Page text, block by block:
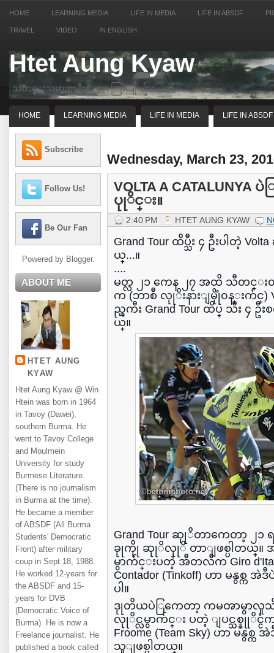
HOME LEARNING MEDIA LIFE IN MEDIA LIFE IN ABSDF
TRAVEL VIDEO IN ENGLISH
Htet Aung Kyaw
သတင္းသမားတဦးရဲ့ အေတြးအျမင္မ်ား
HOME LEARNING MEDIA LIFE IN MEDIA LIFE IN ABSDF
Subscribe
Follow Us!
Be Our Fan
Powered by Blogger.
ABOUT ME
HTET AUNG
KYAW
Htet Aung Kyaw @ Win
Htein was born in 1964
in Tavoy (Dawei),
southern Burma. He
went to Tavoy College
and Moulmein
University for study
Burmese Literature.
(There is no journalism
in Burma at the time).
He became a member
of ABSDF (All Burma
Students' Democratic
Front) after military
coup in Sept 18, 1988.
He worked 12-years for
the ABSDF and 15-
years for DVB
(Democratic Voice of
Burma). He is now a
Freelance journalist. He
published a book called
Wednesday, March 23,
VOLTA A
ပုုိင္း။
2:40 PM HTET AUNG KYAW
Grand Tour ထိပ္သီး ၄ ဦးပါတဲ့
ယ္...။
....
မတ္လ ၂၁ ကေန ၂၇ အထိ သီတင္း
က (ဘာစီ လုုိးနားျမိုုံ၀န္းက်င္)
ည္ၾကီး Grand Tour ထိပ္ သီး ၄
ယ္။
Grand Tour ဆုုိတာကေတာ့ ၂၁
ခုုကိုု ဆုုိလုုိ တာျဖစ္ပါတယ္။
မွာက်င္းပတဲ့ အီတလီက Giro
Contador (Tinkoff) ဟာ မနွစ္က
ပါ။
ဒုုတိယပဲြကေတာ့ ကမၻာမွာလူသိအ
လုုိင္လမွာက်င္း ပတဲ့ ျပင္သစ္နုုိင္ငံက
Froome (Team Sky) ဟာ မနွစ္
သူျဖစ္ပါတယ္။